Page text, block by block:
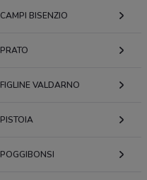
CAMPI BISENZIO
PRATO
FIGLINE VALDARNO
PISTOIA
POGGIBONSI